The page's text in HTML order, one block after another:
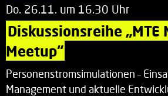
Do. 26.11. um 16.30 Uhr
Diskussionsreihe „MTE
Meetup“
Personenstromsimulationen –
Management und aktuelle